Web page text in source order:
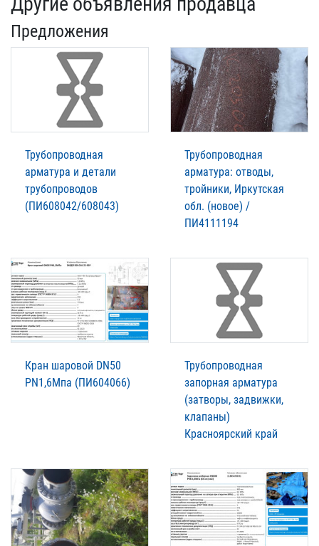
Предложения
Трубопроводная
арматура и детали
трубопроводов
(ПИ608042/608043)
Трубопроводная
арматура: отводы,
тройники, Иркутская
обл. (новое) /
ПИ4111194
Кран шаровой DN50
PN1,6Мпа (ПИ604066)
Трубопроводная
запорная арматура
(затворы, задвижки,
клапаны)
Красноярский край